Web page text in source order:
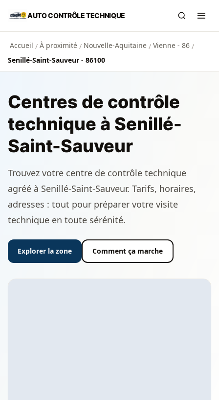
Aller au contenu principal
AUTO CONTRÔLE TECHNIQUE
Accueil / À proximité / Nouvelle-Aquitaine / Vienne - 86 /
Senillé-Saint-Sauveur - 86100
Centres de contrôle
technique à Senillé-
Saint-Sauveur
Trouvez votre centre de contrôle technique
agréé à Senillé-Saint-Sauveur. Tarifs, horaires,
adresses : tout pour préparer votre visite
technique en toute sérénité.
Explorer la zone Comment ça marche